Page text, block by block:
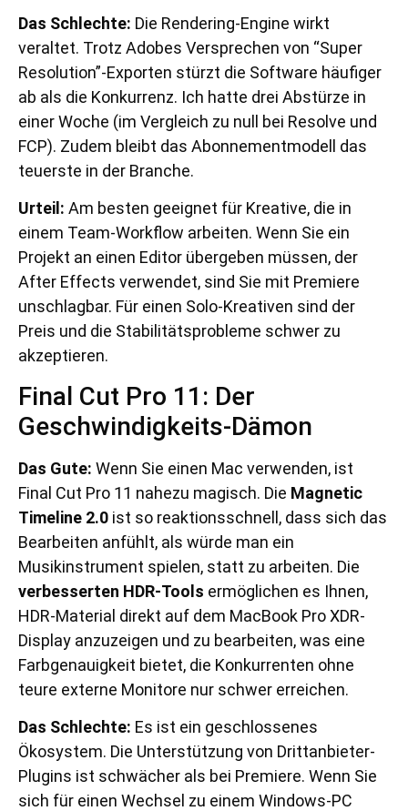
Das Schlechte: Die Rendering-Engine wirkt
veraltet. Trotz Adobes Versprechen von “Super
Resolution”-Exporten stürzt die Software häufiger
ab als die Konkurrenz. Ich hatte drei Abstürze in
einer Woche (im Vergleich zu null bei Resolve und
FCP). Zudem bleibt das Abonnementmodell das
teuerste in der Branche.
Urteil: Am besten geeignet für Kreative, die in
einem Team-Workflow arbeiten. Wenn Sie ein
Projekt an einen Editor übergeben müssen, der
After Effects verwendet, sind Sie mit Premiere
unschlagbar. Für einen Solo-Kreativen sind der
Preis und die Stabilitätsprobleme schwer zu
akzeptieren.
Final Cut Pro 11: Der
Geschwindigkeits-Dämon
Das Gute: Wenn Sie einen Mac verwenden, ist
Final Cut Pro 11 nahezu magisch. Die Magnetic
Timeline 2.0 ist so reaktionsschnell, dass sich das
Bearbeiten anfühlt, als würde man ein
Musikinstrument spielen, statt zu arbeiten. Die
verbesserten HDR-Tools ermöglichen es Ihnen,
HDR-Material direkt auf dem MacBook Pro XDR-
Display anzuzeigen und zu bearbeiten, was eine
Farbgenauigkeit bietet, die Konkurrenten ohne
teure externe Monitore nur schwer erreichen.
Das Schlechte: Es ist ein geschlossenes
Ökosystem. Die Unterstützung von Drittanbieter-
Plugins ist schwächer als bei Premiere. Wenn Sie
sich für einen Wechsel zu einem Windows-PC